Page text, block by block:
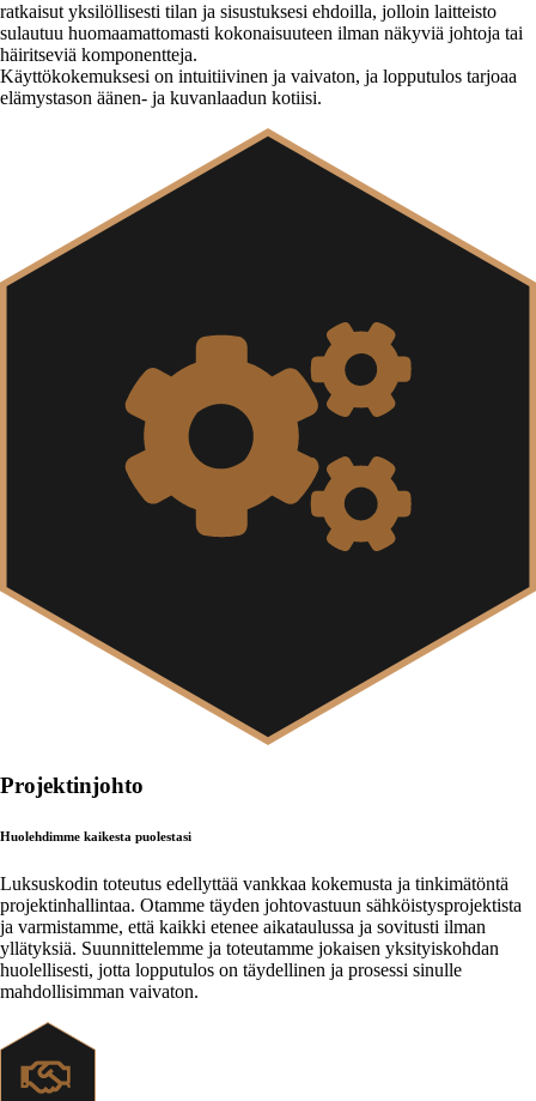
ratkaisut yksilöllisesti tilan ja sisustuksesi ehdoilla, jolloin laitteisto
sulautuu huomaamattomasti kokonaisuuteen ilman näkyviä johtoja tai
häiritseviä komponentteja.
Käyttökokemuksesi on intuitiivinen ja vaivaton, ja lopputulos tarjoaa
elämystason äänen- ja kuvanlaadun kotiisi.
Projektinjohto
Huolehdimme kaikesta puolestasi
Luksuskodin toteutus edellyttää vankkaa kokemusta ja tinkimätöntä
projektinhallintaa. Otamme täyden johtovastuun sähköistysprojektista
ja varmistamme, että kaikki etenee aikataulussa ja sovitusti ilman
yllätyksiä. Suunnittelemme ja toteutamme jokaisen yksityiskohdan
huolellisesti, jotta lopputulos on täydellinen ja prosessi sinulle
mahdollisimman vaivaton.